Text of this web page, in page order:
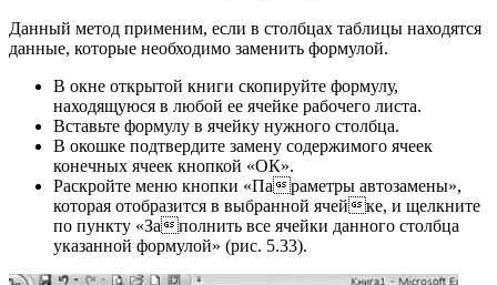
Данный метод применим, если в столбцах таблицы находятся
данные, которые необходимо заменить формулой.
В окне открытой книги скопируйте формулу,
находящуюся в любой ее ячейке рабочего листа.
Вставьте формулу в ячейку нужного столбца.
В окошке подтвердите замену содержимого ячеек
конечных ячеек кнопкой «ОК».
Раскройте меню кнопки «Параметры автозамены»,
которая отобразится в выбранной ячейке, и щелкните
по пункту «Заполнить все ячейки данного столбца
указанной формулой» (рис. 5.33).